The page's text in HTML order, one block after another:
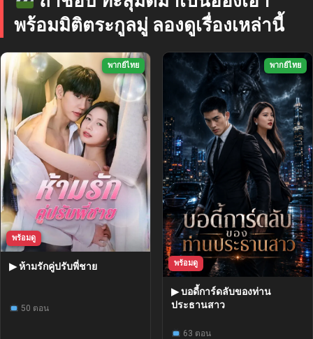
พร้อมมิติตระกูลมู่ ลองดูเรื่องเหล่านี้
พากย์ไทย
พร้อมดู
▶ ห้ามรักคู่ปรับพี่ชาย
50 ตอน
พากย์ไทย
พร้อมดู
▶ บอดี้การ์ดลับของท่าน
ประธานสาว
63 ตอน